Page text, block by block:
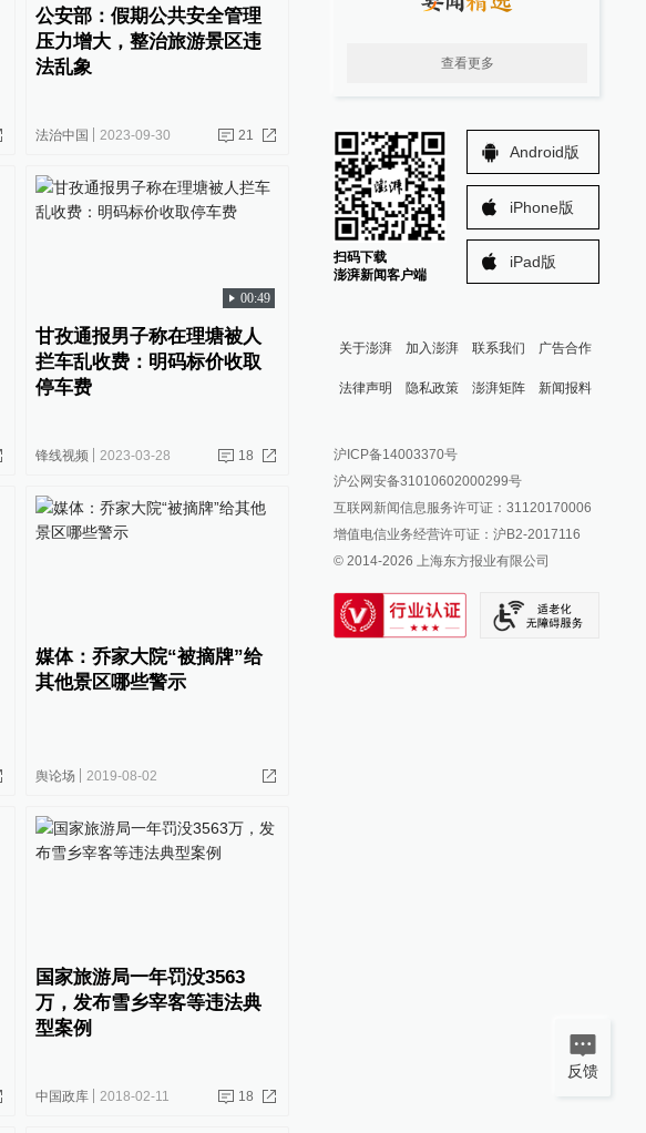
公安部：假期公共安全管理
压力增大，整治旅游景区违
法乱象
法治中国 2023-09-30 21
00:49
甘孜通报男子称在理塘被人
拦车乱收费：明码标价收取
停车费
锋线视频 2023-03-28 18
媒体：乔家大院“被摘牌”给
其他景区哪些警示
舆论场 2019-08-02
国家旅游局一年罚没3563
万，发布雪乡宰客等违法典
型案例
中国政库 2018-02-11 18
查看更多
扫码下载
澎湃新闻客户端
Android版
iPhone版
iPad版
关于澎湃 加入澎湃 联系我们 广告合作
法律声明 隐私政策 澎湃矩阵
澎湃新闻公众号
澎湃新闻抖音号
派生万物开放平台
IP SHANGHAI
SIXTH TONE
新闻报料
报料邮箱: news@thepaper.cn
沪ICP备14003370号
沪公网安备31010602000299号
互联网新闻信息服务许可证：31120170006
增值电信业务经营许可证：沪B2-2017116
© 2014-2026 上海东方报业有限公司
反馈